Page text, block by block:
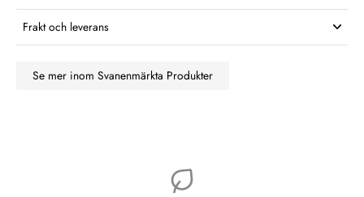
Frakt och leverans
Se mer inom Svanenmärkta Produkter